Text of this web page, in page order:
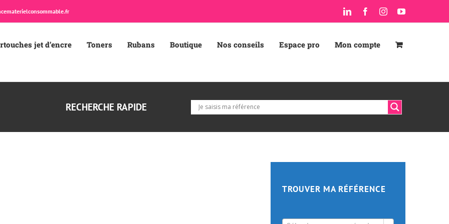
LinkedInFacebookInstagramYouTube
jet d’encre Toners Rubans Boutique Nos conseils Espace pro Mon compte
RECHERCHE RAPIDE
TROUVER MA RÉFÉRENCE